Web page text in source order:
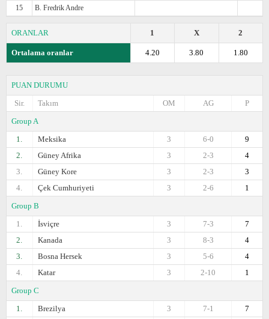
15 B. Fredrik Andre
ORANLAR 2
X
1
Ortalama oranlar 1.80
3.80
4.20
PUAN DURUMU
Sir.
Takım P
AG
OM
Group A
1.
Meksika 9
6-0
3
2.
Güney Afrika 4
2-3
3
3.
Güney Kore 3
2-3
3
4.
Çek Cumhuriyeti 1
2-6
3
Group B
1.
İsviçre 7
7-3
3
2.
Kanada 4
8-3
3
3.
Bosna Hersek 4
5-6
3
4.
Katar 1
2-10
3
Group C
1.
Brezilya 7
7-1
3